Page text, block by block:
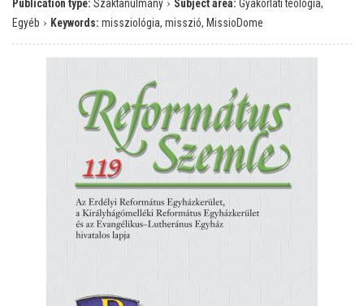
Publication type: Szaktanulmány Subject area: Gyakorlati teológia,
Egyéb › Keywords: missziológia, misszió, MissioDome